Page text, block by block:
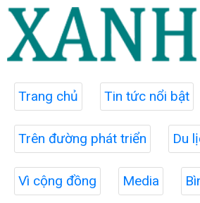
Trang chủ Tin tức nổi bật
Trên đường phát triển Du
Vì cộng đồng Media